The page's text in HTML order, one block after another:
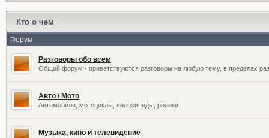
Кто о чем
Форум
Разговоры обо всем
Общий форум - приветствуются разговоры на любую тему, в пределах
Авто / Мото
Автомобили, мотоциклы, велосипеды, ролики
Музыка, кино и телевидение